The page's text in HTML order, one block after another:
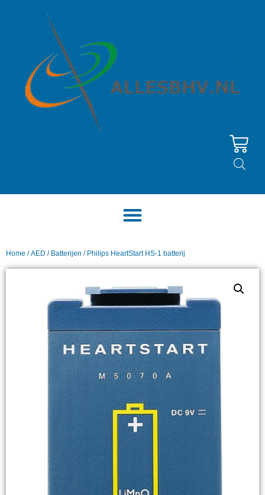
Home /AED / Batterijen / Philips HeartStart HS-1 batterij